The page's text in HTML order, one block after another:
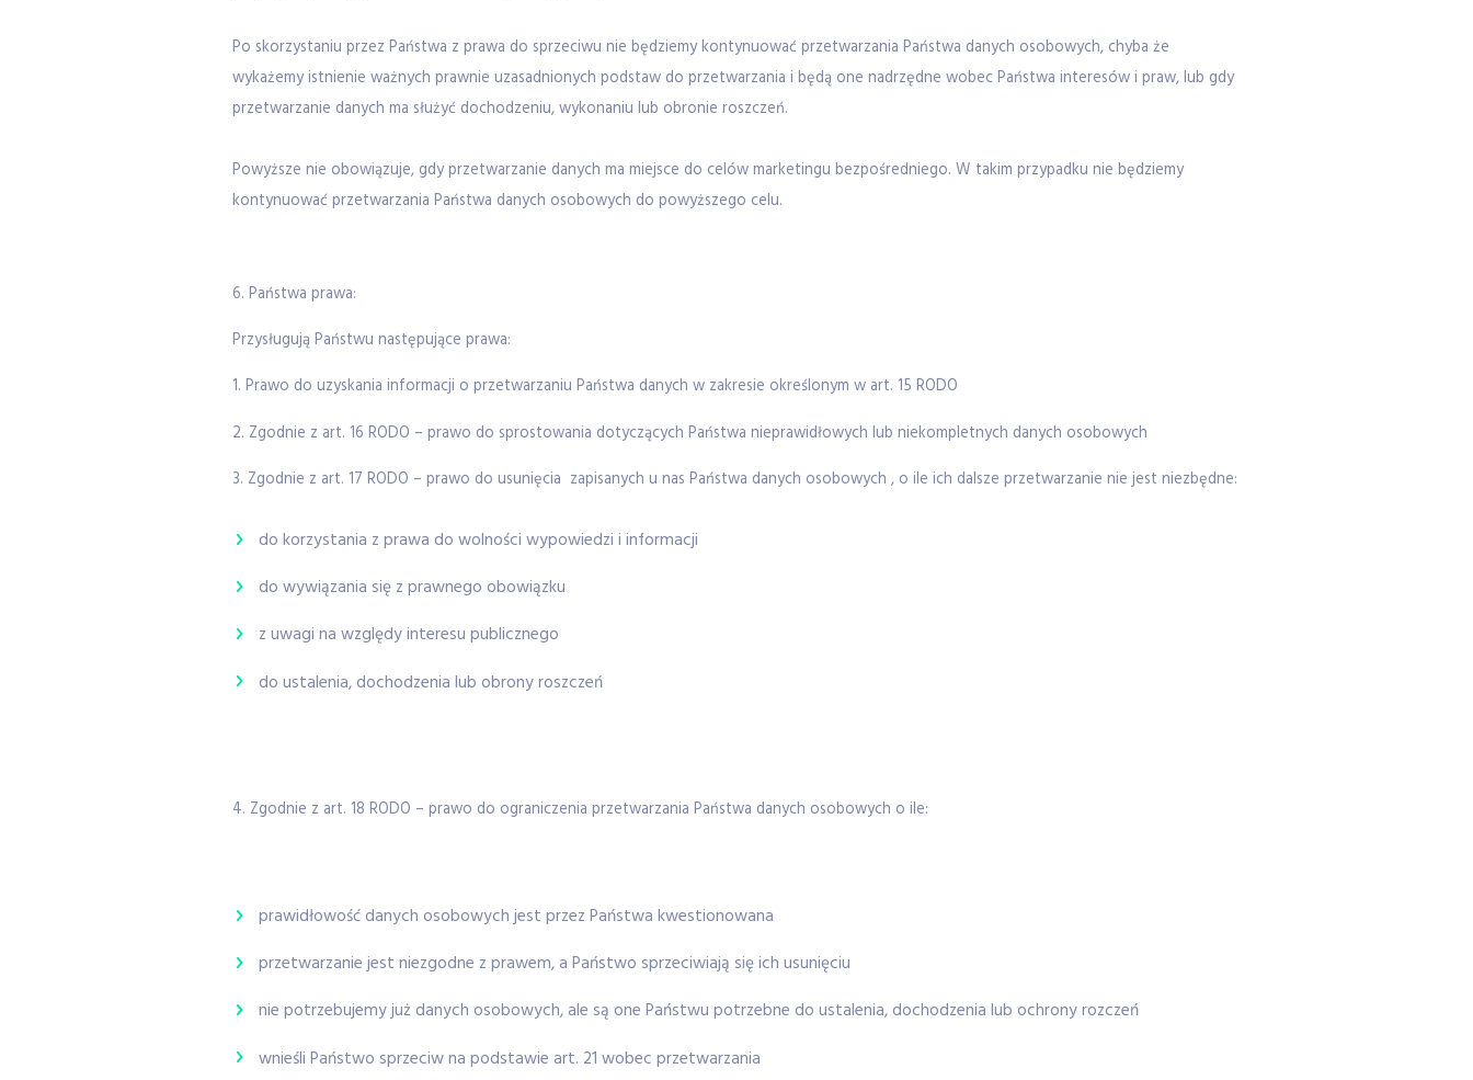
Po skorzystaniu przez Państwa z prawa do sprzeciwu nie będziemy kontynuować przetwarzania Państwa danych osobowych, chyba że
wykażemy istnienie ważnych prawnie uzasadnionych podstaw do przetwarzania i będą one nadrzędne wobec Państwa interesów i praw, lub gdy
przetwarzanie danych ma służyć dochodzeniu, wykonaniu lub obronie roszczeń.
Powyższe nie obowiązuje, gdy przetwarzanie danych ma miejsce do celów marketingu bezpośredniego. W takim przypadku nie będziemy
kontynuować przetwarzania Państwa danych osobowych do powyższego celu.
6. Państwa prawa:
Przysługują Państwu następujące prawa:
1. Prawo do uzyskania informacji o przetwarzaniu Państwa danych w zakresie określonym w art. 15 RODO
2. Zgodnie z art. 16 RODO – prawo do sprostowania dotyczących Państwa nieprawidłowych lub niekompletnych danych osobowych
3. Zgodnie z art. 17 RODO – prawo do usunięcia zapisanych u nas Państwa danych osobowych , o ile ich dalsze przetwarzanie nie jest niezbędne:
do korzystania z prawa do wolności wypowiedzi i informacji
do wywiązania się z prawnego obowiązku
z uwagi na względy interesu publicznego
do ustalenia, dochodzenia lub obrony roszczeń
4. Zgodnie z art. 18 RODO – prawo do ograniczenia przetwarzania Państwa danych osobowych o ile:
prawidłowość danych osobowych jest przez Państwa kwestionowana
przetwarzanie jest niezgodne z prawem, a Państwo sprzeciwiają się ich usunięciu
nie potrzebujemy już danych osobowych, ale są one Państwu potrzebne do ustalenia, dochodzenia lub ochrony rozczeń
wnieśli Państwo sprzeciw na podstawie art. 21 wobec przetwarzania